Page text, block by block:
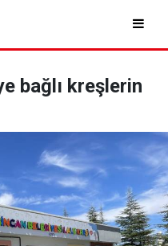
bağlı kreşlerin